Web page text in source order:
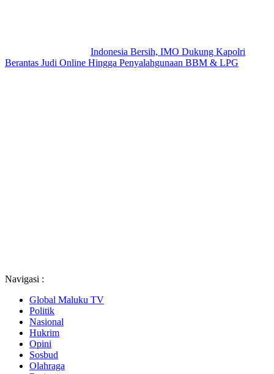
Indonesia Bersih, IMO Dukung Kapolri
Berantas Judi Online Hingga Penyalahgunaan BBM & LPG
Navigasi :
Global Maluku TV
Politik
Nasional
Hukrim
Opini
Sosbud
Olahraga